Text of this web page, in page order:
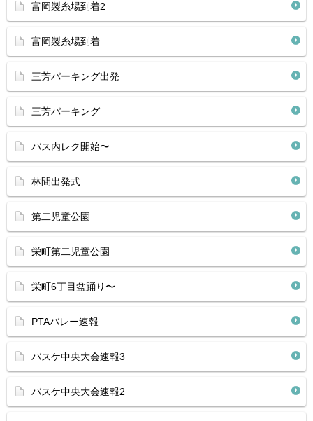
富岡製糸場到着2
富岡製糸場到着
三芳パーキング出発
三芳パーキング
バス内レク開始〜
林間出発式
第二児童公園
栄町第二児童公園
栄町6丁目盆踊り〜
PTAバレー速報
バスケ中央大会速報3
バスケ中央大会速報2